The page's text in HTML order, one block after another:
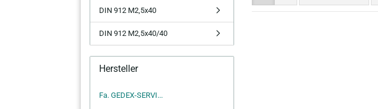
DIN 912 M2,5x40
DIN 912 M2,5x40/40
Hersteller
Fa. GEDEX-SERVI...